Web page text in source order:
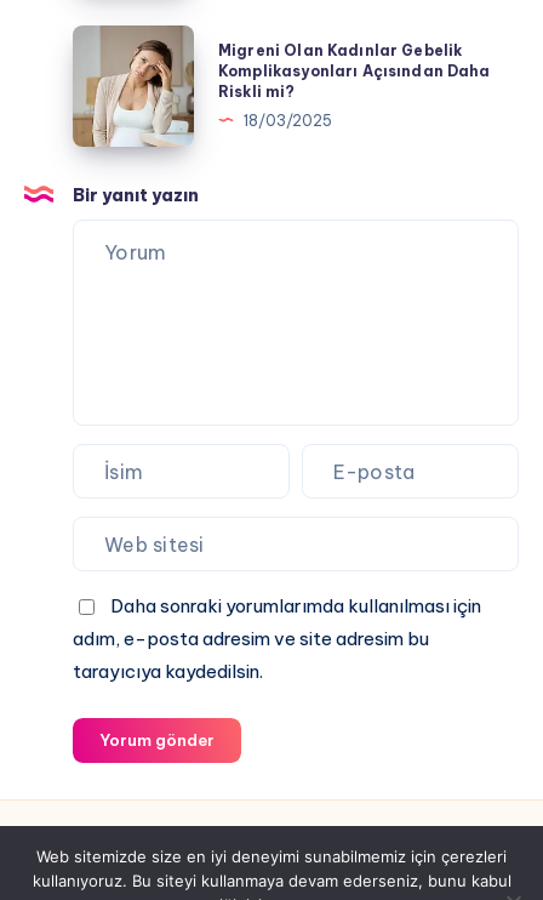
Egzersiz
Dikkat
Edilmesi
Gerekenler
Migreni
Kadınlar
Gebelik
Komplikasyonları
Açısından
Daha
Riskli
Migreni Olan Kadınlar Gebelik
Komplikasyonları Açısından Daha
Riskli mi?
18/03/2025
Bir yanıt yazın
Daha sonraki yorumlarımda kullanılması için
adım, e-posta adresim ve site adresim bu
tarayıcıya kaydedilsin.
Yorum gönder
Tüm hakları saklıdır gebeyim.com.tr
Web sitemizde size en iyi deneyimi sunabilmemiz için çerezleri
kullanıyoruz. Bu siteyi kullanmaya devam ederseniz, bunu kabul